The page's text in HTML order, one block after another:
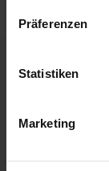
Präferenzen
Statistiken
Marketing